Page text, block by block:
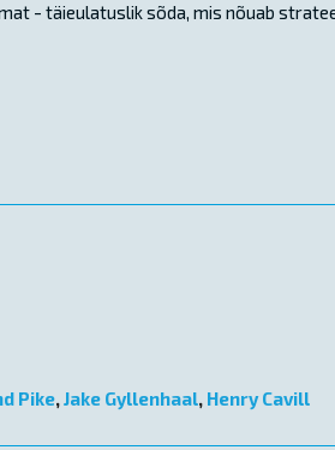
- täieulatuslik sõda, mis nõuab
Pike,Jake Gyllenhaal, Henry Cavill